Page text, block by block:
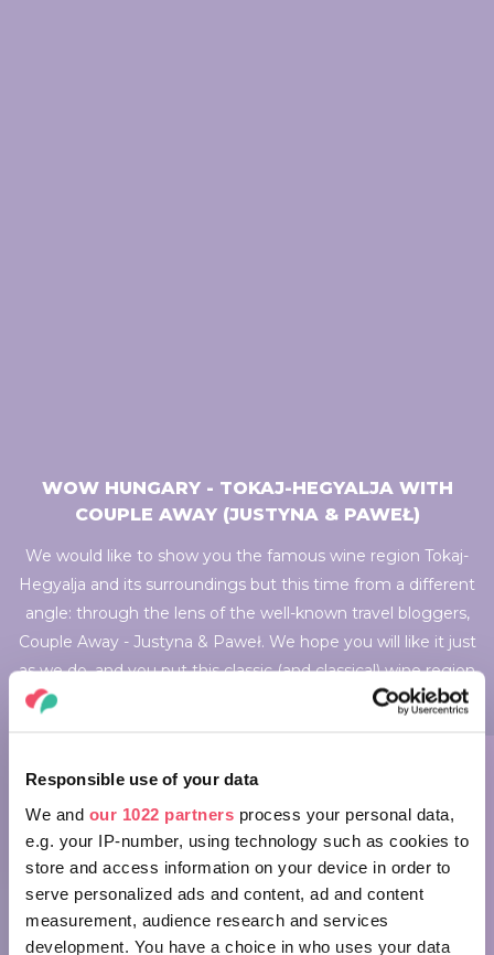
Responsible use of your data
We and our 1022 partners process your personal data,
e.g. your IP-number, using technology such as cookies to
store and access information on your device in order to
serve personalized ads and content, ad and content
measurement, audience research and services
development. You have a choice in who uses your data
WOW HUNGARY - TOKAJ-HEGYALJA WITH
COUPLE AWAY (JUSTYNA & PAWEŁ)
We would like to show you the famous wine region Tokaj-
Hegyalja and its surroundings but this time from a different
angle: through the lens of the well-known travel bloggers,
Couple Away - Justyna & Paweł. We hope you will like it just
as we do, and you put this classic (and classical) wine region
WOW Hungary - Tokaj-Hegyalja
with COUPLE AWAY (Justyna &
Paweł)